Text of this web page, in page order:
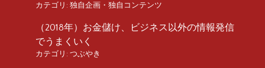
カテゴリ: 独自企画・独自コンテンツ
（2018年）お金儲け、ビジネス以外の情報発信
でうまくいく
カテゴリ: つぶやき